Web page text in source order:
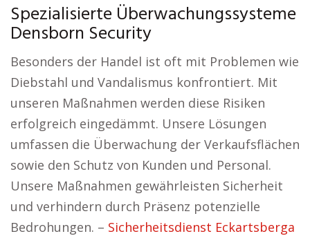
Spezialisierte Überwachungssysteme
Densborn Security
Besonders der Handel ist oft mit Problemen wie
Diebstahl und Vandalismus konfrontiert. Mit
unseren Maßnahmen werden diese Risiken
erfolgreich eingedämmt. Unsere Lösungen
umfassen die Überwachung der Verkaufsflächen
sowie den Schutz von Kunden und Personal.
Unsere Maßnahmen gewährleisten Sicherheit
und verhindern durch Präsenz potenzielle
Bedrohungen. – Sicherheitsdienst Eckartsberga